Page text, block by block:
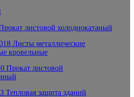
листовой холоднокатаный
Листы металлические
кровельные
Прокат листовой
защита зданий